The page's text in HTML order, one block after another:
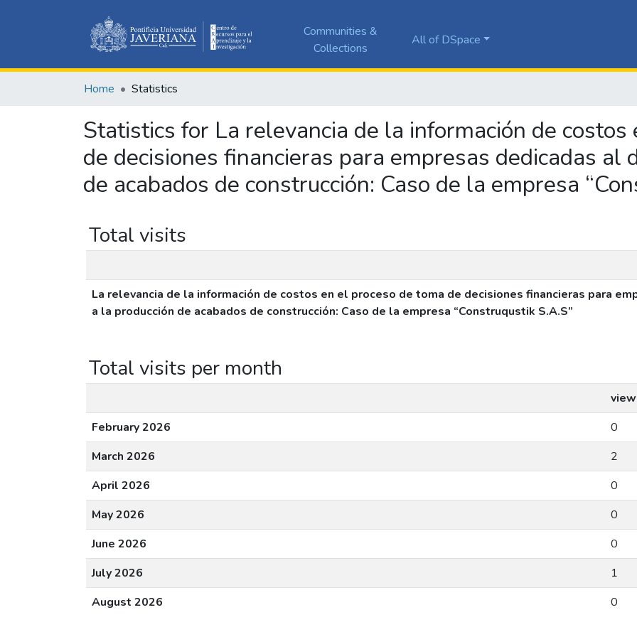
Communities &
Collections
All of DSpace
Home Statistics
Statistics for La relevancia de la información de
de decisiones financieras para empresas dedicadas al
de acabados de construcción: Caso de la empresa
Total visits
La relevancia de la información de costos en el proceso de toma de decisiones financieras para
a la producción de acabados de construcción: Caso de la empresa “Construqustik S.A.S”
Total visits per month
February 2026
0
March 2026
2
April 2026
0
May 2026
0
June 2026
0
July 2026
1
August 2026
0